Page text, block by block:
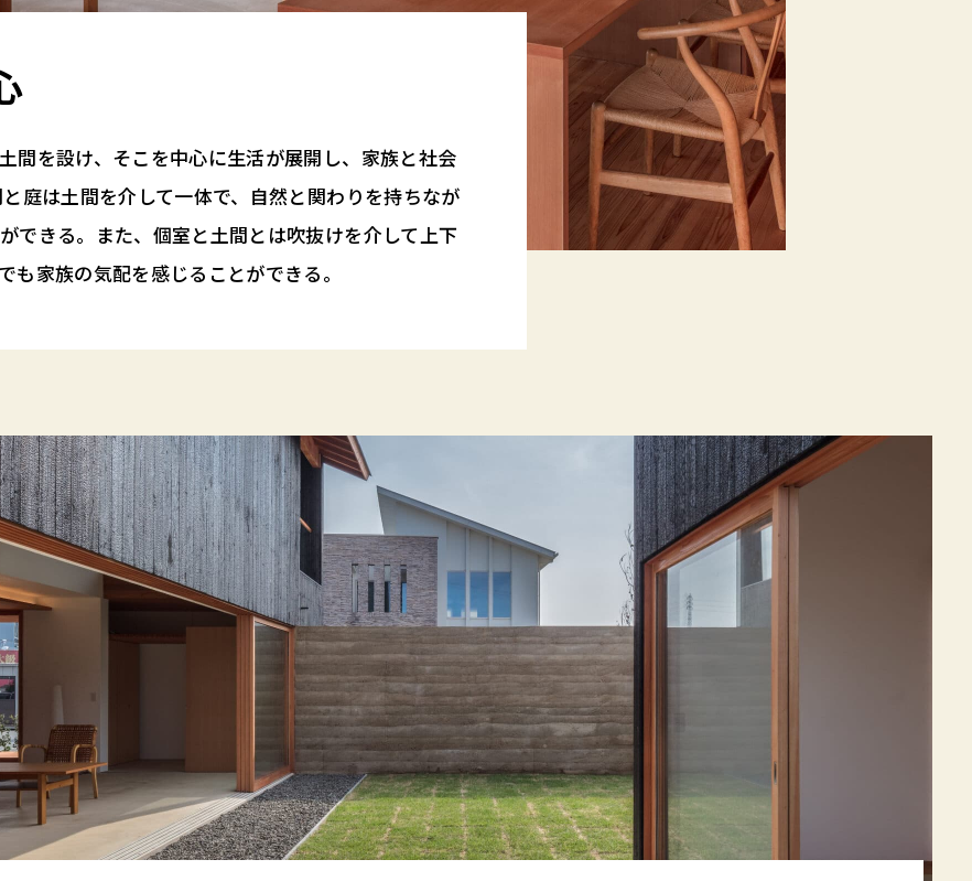
間を設け、そこを中心に生活が展開し、家族と社会
庭は土間を介して一体で、自然と関わりを持ちなが
できる。また、個室と土間とは吹抜けを介して上下
も家族の気配を感じることができる。